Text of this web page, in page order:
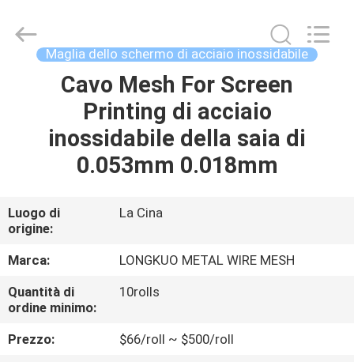
PRODOTTI
CHI
SIAMO
GIRO
DELLA
Enterprise
Management
Maglia dello schermo di acciaio inossidabile
Cavo Mesh For Screen
Printing di acciaio
inossidabile della saia di
0.053mm 0.018mm
Luogo di
origine:
La Cina
Marca:
LONGKUO METAL WIRE MESH
Quantità di
ordine minimo:
10rolls
Prezzo:
$66/roll ~ $500/roll